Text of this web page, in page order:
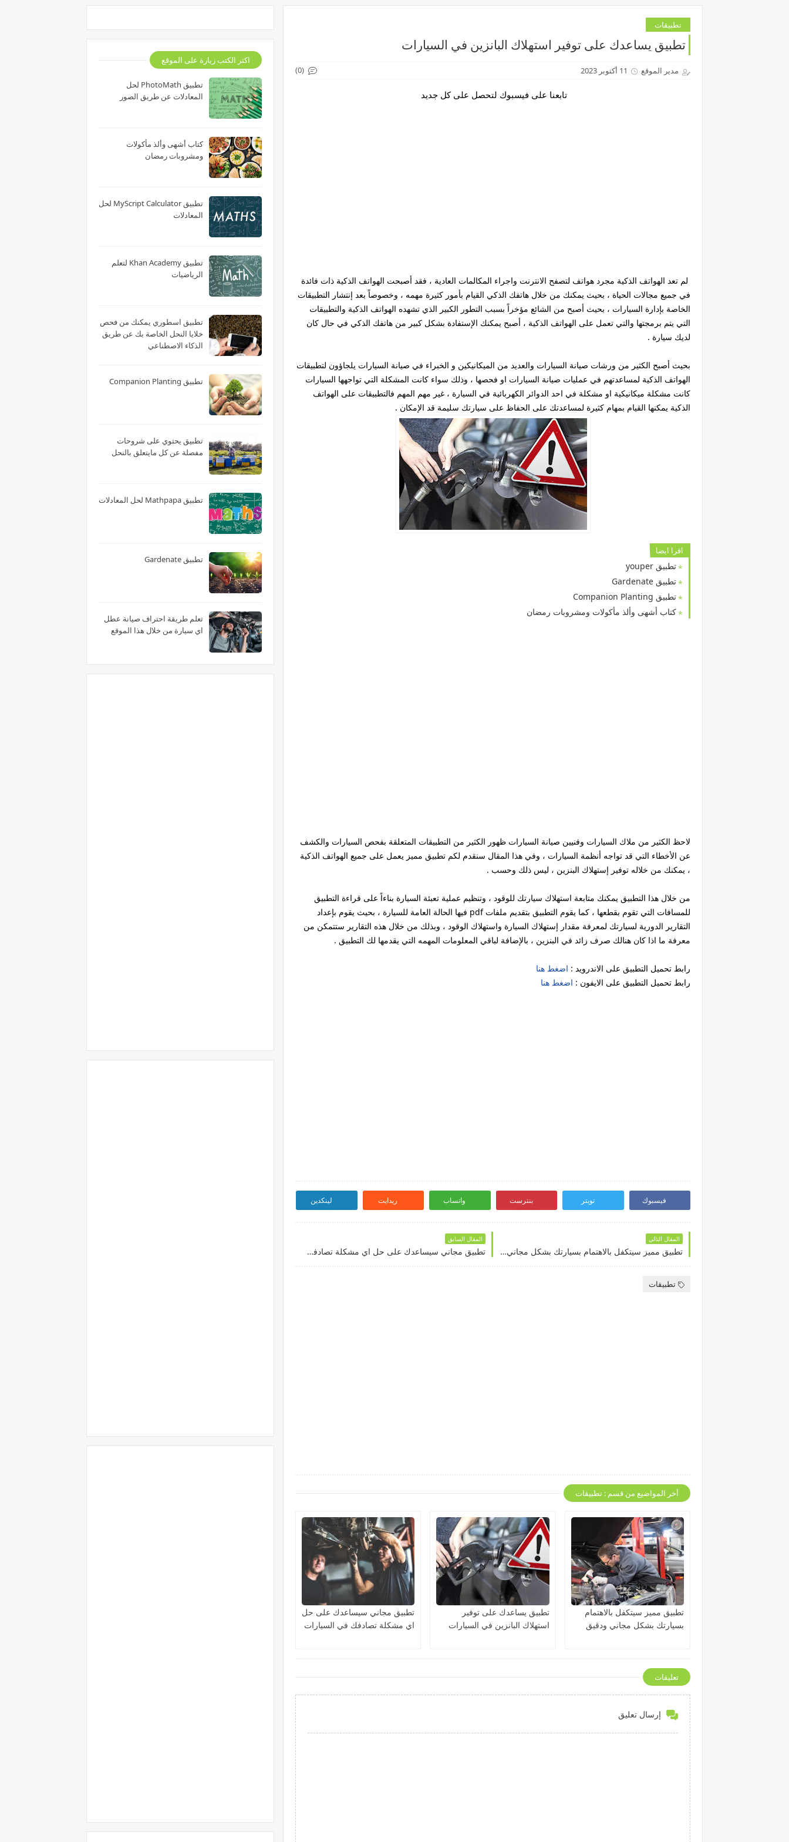
تطبيقات
تطبيق يساعدك على توفير استهلاك البانزين في السيارات
مدير الموقع 11 أكتوبر 2023 (0)
تابعنا على فيسبوك لتحصل على كل جديد
لم تعد الهواتف الذكية مجرد هواتف لتصفح الانترنت واجراء المكالمات العادية ، فقد أصبحت الهواتف الذكية ذات فائدة
في جميع مجالات الحياة ، بحيث يمكنك من خلال هاتفك الذكي القيام بأمور كثيرة مهمه ، وخصوصاً بعد إنتشار التطبيقات
الخاصة بإدارة السيارات ، بحيث أصبح من الشائع مؤخراً بسبب التطور الكبير الذي تشهده الهواتف الذكية والتطبيقات
التي يتم برمجتها والتي تعمل على الهواتف الذكية ، أصبح يمكنك الإستفادة بشكل كبير من هاتفك الذكي في حال كان
لديك سيارة .
بحيث أصبح الكثير من ورشات صيانة السيارات والعديد من الميكانيكين و الخبراء في صيانة السيارات يلجاؤون لتطبيقات
الهواتف الذكية لمساعدتهم في عمليات صيانة السيارات او فحصها ، وذلك سواء كانت المشكلة التي تواجهها السيارات
كانت مشكلة ميكانيكية او مشكلة في احد الدوائر الكهربائية في السيارة ، غير مهم المهم فالتطبيقات على الهواتف
الذكية يمكنها القيام بمهام كثيرة لمساعدتك على الحفاظ على سيارتك سليمة قد الإمكان .
اقرا ايضا
تطبيق youper
تطبيق Gardenate
تطبيق Companion Planting
كتاب أشهى وألذ مأكولات ومشروبات رمضان
لاحظ الكثير من ملاك السيارات وفنيين صيانة السيارات ظهور الكثير من التطبيقات المتعلقة بفحص السيارات والكشف
عن الأخطاء التي قد تواجه أنظمة السيارات ، وفي هذا المقال سنقدم لكم تطبيق مميز يعمل على جميع الهواتف الذكية
، يمكنك من خلاله توفير إستهلاك البنزين ، ليس ذلك وحسب .
من خلال هذا التطبيق يمكنك متابعة استهلاك سيارتك للوقود ، وتنظيم عملية تعبئة السيارة بناءاً على قراءة التطبيق
للمسافات التي تقوم بقطعها ، كما يقوم التطبيق بتقديم ملفات pdf فيها الحالة العامة للسيارة ، بحيث يقوم بإعداد
التقارير الدورية لسيارتك لمعرفة مقدار إستهلاك السيارة واستهلاك الوقود ، وبذلك من خلال هذه التقارير ستتمكن من
معرفة ما اذا كان هنالك صرف زائد في البنزين ، بالإضافة لباقي المعلومات المهمه التي يقدمها لك التطبيق .
رابط تحميل التطبيق على الاندرويد : اضغط هنا
رابط تحميل التطبيق على الايفون : اضغط هنا
فيسبوك تويتر بنترست واتساب ريدايت لينكدين
المقال التالي
تطبيق مميز سيتكفل بالاهتمام بسيارتك بشكل مجاني ودقيق
المقال السابق
تطبيق مجاني سيساعدك على حل اي مشكلة تصادفك في السيارات
تطبيقات
أخر المواضيع من قسم : تطبيقات
تطبيق مميز سيتكفل بالاهتمام
بسيارتك بشكل مجاني ودقيق
تطبيق يساعدك على توفير
استهلاك البانزين في السيارات
تطبيق مجاني سيساعدك على حل
اي مشكلة تصادفك في السيارات
تعليقات
إرسال تعليق
اكثر الكتب زيارة على الموقع
تطبيق PhotoMath لحل
المعادلات عن طريق الصور
كتاب أشهى وألذ مأكولات
ومشروبات رمضان
تطبيق MyScript Calculator لحل
المعادلات
تطبيق Khan Academy لتعلم
الرياضيات
تطبيق اسطوري يمكنك من فحص
خلايا النحل الخاصة بك عن طريق
الذكاء الاصطناعي
تطبيق Companion Planting
تطبيق يحتوي على شروحات
مفصلة عن كل مايتعلق بالنحل
تطبيق Mathpapa لحل المعادلات
تطبيق Gardenate
تعلم طريقة احتراف صيانة عطل
اي سيارة من خلال هذا الموقع